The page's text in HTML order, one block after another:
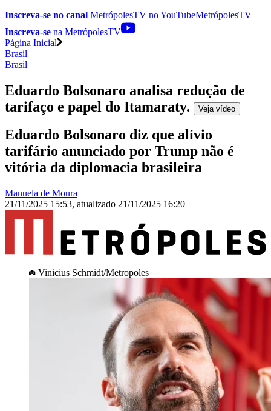
Inscreva-se no canal MetrópolesTV noYouTubeMetrópolesTV
Inscreva-se na MetrópolesTV
Página Inicial
Brasil
Brasil
Eduardo Bolsonaro analisa redução de
tarifaço e papel do Itamaraty. Veja vídeo
Eduardo Bolsonaro diz que alívio
tarifário anunciado por Trump não é
vitória da diplomacia brasileira
Manuela de Moura
21/11/2025 15:53, atualizado 21/11/2025 16:20
Vinicius Schmidt/Metropoles